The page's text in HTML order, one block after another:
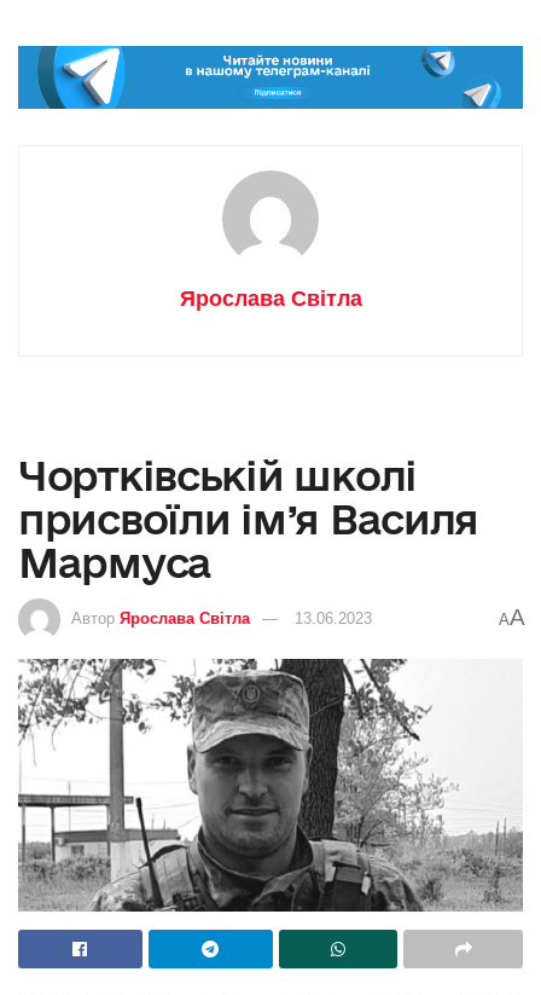
Ярослава Світла
Чортківській школі
присвоїли ім’я Василя
Мармуса
Автор Ярослава Світла 13.06.2023 AA